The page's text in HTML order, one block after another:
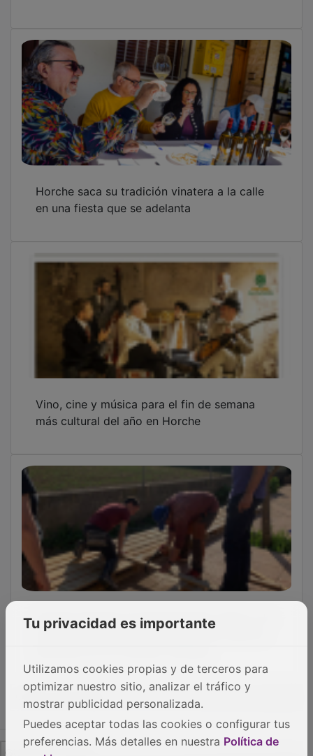
en una fiesta que se adelanta
más cultural del año en Horche
sostenibilidad con la instalación de huertos
OTRAS NOTICIAS
GUADA TV MEDIA
Tu privacidad es importante
Utilizamos cookies propias y de terceros para
optimizar nuestro sitio, analizar el tráfico y
mostrar publicidad personalizada.
Puedes aceptar todas las cookies o configurar tus
preferencias. Más detalles en nuestra Política de